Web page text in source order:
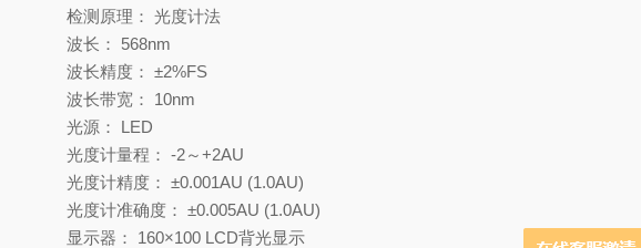
检测原理： 光度计法
波长： 568nm
波长精度： ±2%FS
波长带宽： 10nm
光源： LED
光度计量程： -2～+2AU
光度计精度： ±0.001AU (1.0AU)
光度计准确度： ±0.005AU (1.0AU)
显示器： 160×100 LCD背光显示